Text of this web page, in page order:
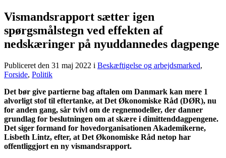
Vismandsrapport sætter igen
spørgsmålstegn ved effekten af
nedskæringer på nyuddannedes dagpenge
Publiceret den 31 maj 2022 i Beskæftigelse og arbejdsmarked,
Forside, Politik
Det bør give partierne bag aftalen om Danmark kan mere 1
alvorligt stof til eftertanke, at Det Økonomiske Råd (DØR), nu
for anden gang, sår tvivl om de regnemodeller, der danner
grundlag for beslutningen om at skære i dimittenddagpengene.
Det siger formand for hovedorganisationen Akademikerne,
Lisbeth Lintz, efter, at Det Økonomiske Råd netop har
offentliggjort en ny vismandsrapport.